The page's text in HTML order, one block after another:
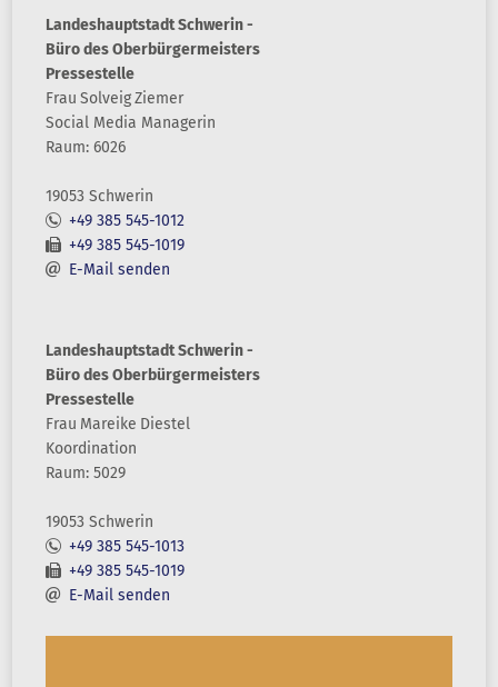
Landeshauptstadt Schwerin -
Büro des Oberbürgermeisters
Pressestelle
Frau SolveigZiemer
Social Media Managerin
Raum: 6026
19053 Schwerin
+49 385 545-1012
+49 385 545-1019
E-Mail senden
Landeshauptstadt Schwerin -
Büro des Oberbürgermeisters
Pressestelle
Frau Mareike Diestel
Koordination
Raum: 5029
19053 Schwerin
+49 385 545-1013
+49 385 545-1019
E-Mail senden